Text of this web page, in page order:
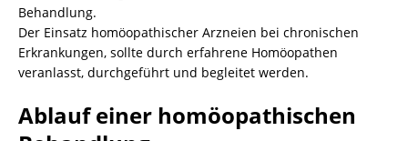
Behandlung.
Der Einsatz homöopathischer Arzneien bei chronischen
Erkrankungen, sollte durch erfahrene Homöopathen
veranlasst, durchgeführt und begleitet werden.
Ablauf einer homöopathischen